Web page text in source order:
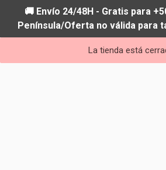
🚚 Envío 24/48H - Gratis para
Península/Oferta no válida para
La tienda está